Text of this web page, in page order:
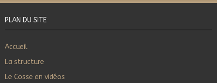
PLAN DU SITE
Accueil
La structure
Le Cosse en vidéos